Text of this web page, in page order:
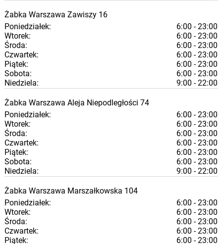
Żabka Warszawa Zawiszy 16
Poniedziałek:
6:00 - 23:00
Wtorek:
6:00 - 23:00
Środa:
6:00 - 23:00
Czwartek:
6:00 - 23:00
Piątek:
6:00 - 23:00
Sobota:
6:00 - 23:00
Niedziela:
9:00 - 22:00
Żabka Warszawa Aleja Niepodległości 74
Poniedziałek:
6:00 - 23:00
Wtorek:
6:00 - 23:00
Środa:
6:00 - 23:00
Czwartek:
6:00 - 23:00
Piątek:
6:00 - 23:00
Sobota:
6:00 - 23:00
Niedziela:
9:00 - 22:00
Żabka Warszawa Marszałkowska 104
Poniedziałek:
6:00 - 23:00
Wtorek:
6:00 - 23:00
Środa:
6:00 - 23:00
Czwartek:
6:00 - 23:00
Piątek:
6:00 - 23:00